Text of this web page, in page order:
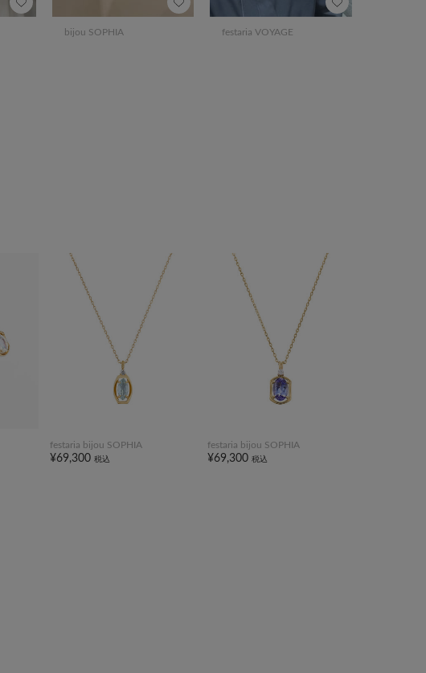
bijou SOPHIA festaria VOYAGE
festaria bijou SOPHIA
¥69,300 税込
festaria bijou SOPHIA
¥69,300税込